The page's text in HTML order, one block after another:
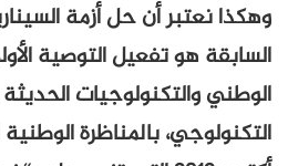
أن حل أزمة السيناريو وفق
تفعيل التوصية الأولى لورشة
الحديثة وآفاق
بالمناظرة الوطنية للسينما